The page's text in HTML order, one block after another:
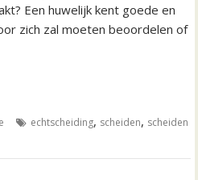
Een huwelijk kent goede en
zich zal moeten beoordelen of
echtscheiding, scheiden, scheiden